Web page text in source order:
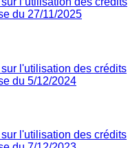
du 27/11/2025
l'utilisation des crédits
du 5/12/2024
l'utilisation des crédits